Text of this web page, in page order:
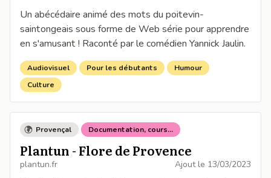
Un abécédaire animé des mots du poitevin-
saintongeais sous forme de Web série pour apprendre
en s'amusant ! Raconté par le comédien Yannick Jaulin.
Audiovisuel Pour les débutants
Humour
Culture
Provençal Documentation, cours...
Plantun - Flore de Provence
plantun.fr Ajout le 13/03/2023